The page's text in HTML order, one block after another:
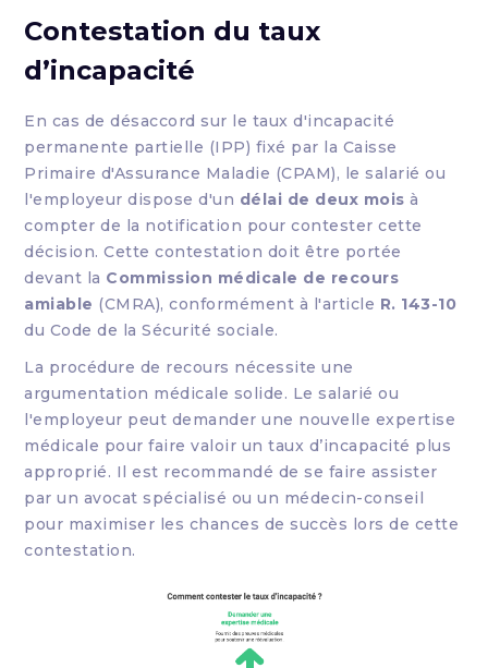
Contestation du taux
d’incapacité
En cas de désaccord sur le taux d'incapacité
permanente partielle (IPP) fixé par la Caisse
Primaire d'Assurance Maladie (CPAM), le salarié ou
l'employeur dispose d'un délai de deux mois à
compter de la notification pour contester cette
décision. Cette contestation doit être portée
devant la Commission médicale de recours
amiable (CMRA), conformément à l'article R. 143-10
du Code de la Sécurité sociale.
La procédure de recours nécessite une
argumentation médicale solide. Le salarié ou
l'employeur peut demander une nouvelle expertise
médicale pour faire valoir un taux d’incapacité plus
approprié. Il est recommandé de se faire assister
par un avocat spécialisé ou un médecin-conseil
pour maximiser les chances de succès lors de cette
contestation.